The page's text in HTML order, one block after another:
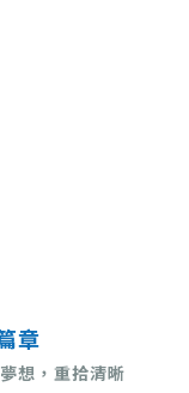
章
想，重拾清晰